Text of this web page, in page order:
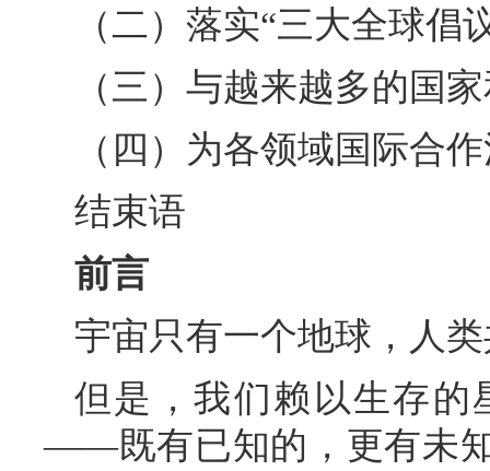
（二）落实“三大全球倡
（三）与越来越多的国
（四）为各领域国际合
结束语
前言
宇宙只有一个地球，人
但是，我们赖以生存的
——既有已知的，更有未